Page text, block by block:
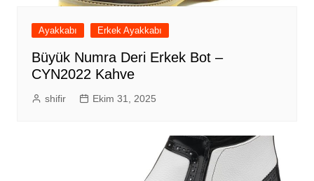
Ayakkabı Erkek Ayakkabı
Büyük Numra Deri Erkek Bot –
CYN2022 Kahve
shifir Ekim 31, 2025